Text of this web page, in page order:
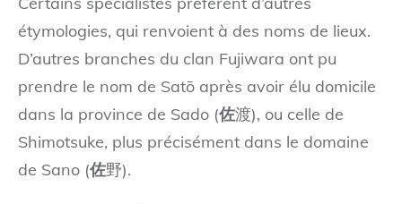
étymologies, qui renvoient à des noms de lieux.
D’autres branches du clan Fujiwara ont pu
prendre le nom de Satō après avoir élu domicile
dans la province de Sado (佐渡), ou celle de
Shimotsuke, plus précisément dans le domaine
de Sano (佐野).